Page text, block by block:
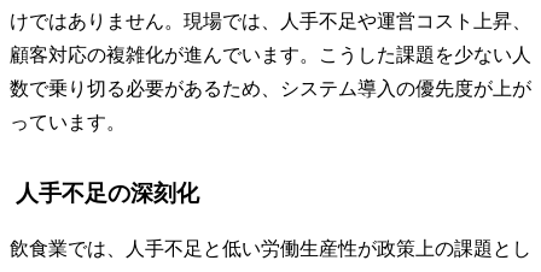
けではありません。現場では、人手不足や運営コスト上昇、
顧客対応の複雑化が進んでいます。こうした課題を少ない人
数で乗り切る必要があるため、システム導入の優先度が上が
っています。
人手不足の深刻化
飲食業では、人手不足と低い労働生産性が政策上の課題とし